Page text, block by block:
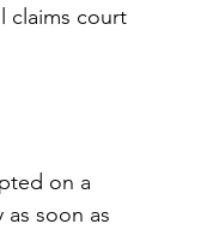
claims court
on a
soon as